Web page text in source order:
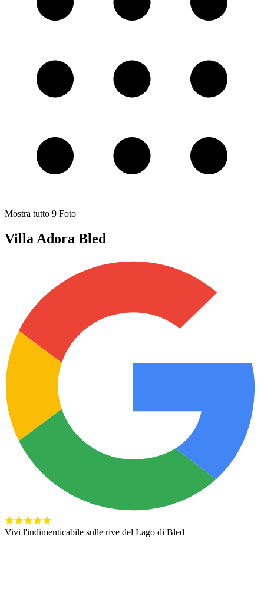
Mostra tutto 9 Foto
Villa Adora Bled
Vivi l'indimenticabile sulle rive del Lago di Bled